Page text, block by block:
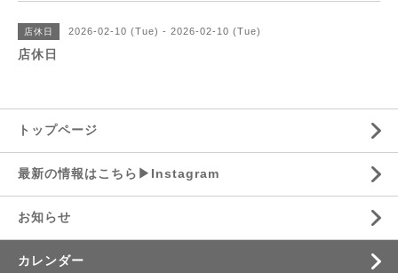
店休日 2026-02-10 (Tue) - 2026-02-10 (Tue)
店休日
トップページ
最新の情報はこちら▶︎Instagram
お知らせ
カレンダー